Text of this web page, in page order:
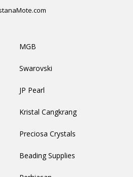
MGB
Swarovski
JP Pearl
Kristal Cangkrang
Preciosa Crystals
Beading Supplies